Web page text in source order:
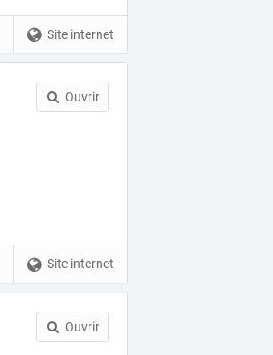
Site internet
Ouvrir
Site internet
Ouvrir